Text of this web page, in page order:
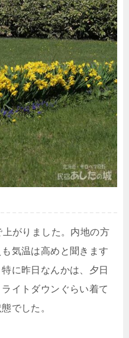
がりました。内地の方
気温は高めと聞きます
に昨日なんかは、夕日
イトダウンぐらい着て
でした。